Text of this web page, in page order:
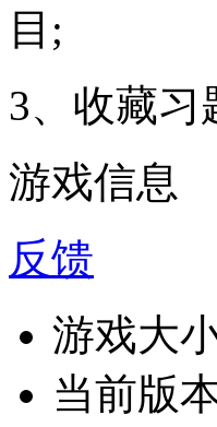
目;
3、收藏习
游戏信息
反馈
游戏大小
当前版